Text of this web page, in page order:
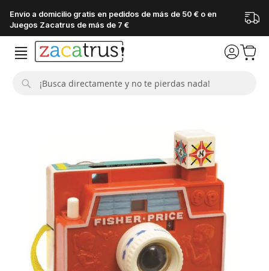
Envío a domicilio gratis en pedidos de más de 50 € o en
Juegos Zacatrus de más de 7 €